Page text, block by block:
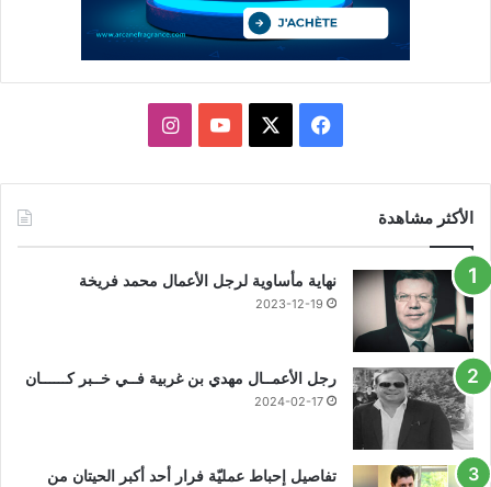
فيسبوك يوتيوبانستقرام
الأكثر مشاهدة
نهاية مأساوية لرجل الأعمال محمد فريخة
2023-12-19
رجل الأعمــال مهدي بن غربية فــي خــبر كــــــان
2024-02-17
تفاصيل إحباط عمليّة فرار أحد أكبر الحيتان من